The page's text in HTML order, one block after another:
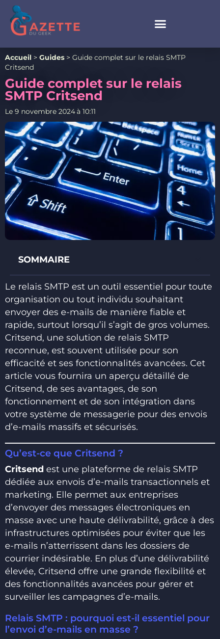
Accueil > Guides > Guide complet sur le relais SMTP
Critsend
Guide complet sur le relais
SMTP Critsend
Le 9 novembre 2024à 10:11
SOMMAIRE
Le relais SMTP est un outil essentiel pour toute
organisation ou tout individu souhaitant
envoyer des e-mails de manière fiable et
rapide, surtout lorsqu’il s’agit de gros volumes.
Critsend, une solution de relais SMTP
reconnue, est souvent utilisée pour son
efficacité et ses fonctionnalités avancées. Cet
article vous fournira un aperçu détaillé de
Critsend, de ses avantages, de son
fonctionnement et de son intégration dans
votre système de messagerie pour des envois
d’e-mails massifs et sécurisés.
Qu’est-ce que Critsend ?
Critsend est une plateforme de relais SMTP
dédiée aux envois d’e-mails transactionnels et
marketing. Elle permet aux entreprises
d’envoyer des messages électroniques en
masse avec une haute délivrabilité, grâce à des
infrastructures optimisées pour éviter que les
e-mails n’atterrissent dans les dossiers de
courrier indésirable. En plus d’une délivrabilité
élevée, Critsend offre une grande flexibilité et
des fonctionnalités avancées pour gérer et
surveiller les campagnes d’e-mails.
Relais SMTP : pourquoi est-il essentiel pour
l’envoi d’e-mails en masse ?